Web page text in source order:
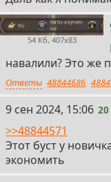
54 Кб, 407x83
навалили? Это же
Ответы 48844686
20
9 сен 2024, 15:06 20
>>48844571
Этот буст у
экономить